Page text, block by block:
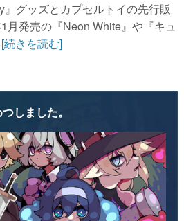
グッズとカプセルトイの先行販
月発売の『Neon White』や『キュ
[続きを読む]
しました。